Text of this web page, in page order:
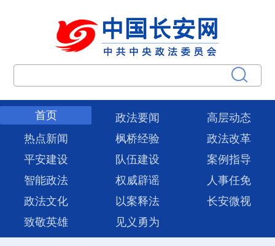
首页 政法要闻
高层动态
热点新闻
枫桥经验
政法改革
平安建设
队伍建设
案例指导
智能政法
权威辟谣
人事任免
政法文化
以案释法
长安微视
致敬英雄
见义勇为